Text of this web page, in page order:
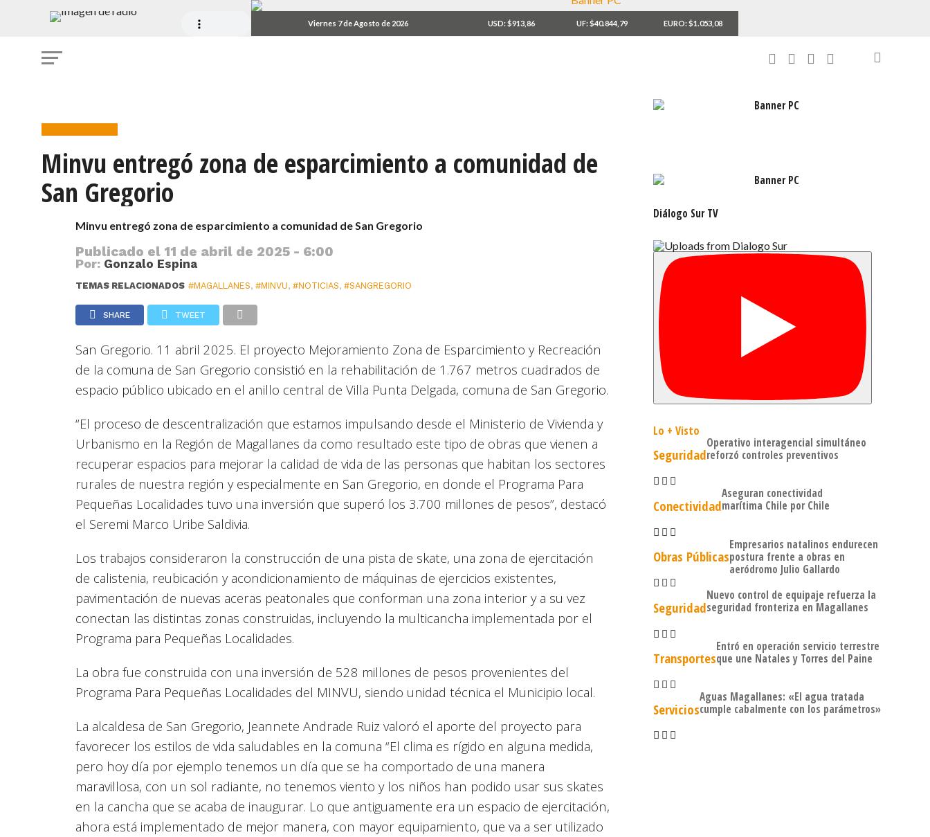
Viernes 7 de Agosto de 2026 USD: $913,86 UF: $40.844,79 EURO: $1.053,08
Obras Públicas
Minvu entregó zona de esparcimiento a comunidad de
San Gregorio
Minvu entregó zona de esparcimiento a comunidad de San Gregorio
Publicado el 11 de abril de 2025 - 6:00
Por: Gonzalo Espina
TEMAS RELACIONADOS #MAGALLANES,#MINVU,#NOTICIAS,#SANGREGORIO
SHARE TWEET
San Gregorio. 11 abril 2025. El proyecto Mejoramiento Zona de Esparcimiento y Recreación
de la comuna de San Gregorio consistió en la rehabilitación de 1.767 metros cuadrados de
espacio público ubicado en el anillo central de Villa Punta Delgada, comuna de San Gregorio.
“El proceso de descentralización que estamos impulsando desde el Ministerio de Vivienda y
Urbanismo en la Región de Magallanes da como resultado este tipo de obras que vienen a
recuperar espacios para mejorar la calidad de vida de las personas que habitan los sectores
rurales de nuestra región y especialmente en San Gregorio, en donde el Programa Para
Pequeñas Localidades tuvo una inversión que superó los 3.700 millones de pesos”, destacó
el Seremi Marco Uribe Saldivia.
Los trabajos consideraron la construcción de una pista de skate, una zona de ejercitación
de calistenia, reubicación y acondicionamiento de máquinas de ejercicios existentes,
pavimentación de nuevas aceras peatonales que conforman una zona interior y a su vez
conectan las distintas zonas construidas, incluyendo la multicancha implementada por el
Programa para Pequeñas Localidades.
La obra fue construida con una inversión de 528 millones de pesos provenientes del
Programa Para Pequeñas Localidades del MINVU, siendo unidad técnica el Municipio local.
La alcaldesa de San Gregorio, Jeannete Andrade Ruiz valoró el aporte del proyecto para
favorecer los estilos de vida saludables en la comuna “El clima es rígido en alguna medida,
pero hoy día por ejemplo tenemos un día que se ha comportado de una manera
maravillosa, con un sol radiante, no tenemos viento y los niños han podido usar sus skates
en la cancha que se acaba de inaugurar. Lo que antiguamente era un espacio de ejercitación,
ahora está implementado de mejor manera, con mayor equipamiento, que va a ser utilizado
Diálogo Sur TV
Lo + Visto
Seguridad
Operativo interagencial simultáneo
reforzó controles preventivos
Conectividad
Aseguran conectividad
marítima Chile por Chile
Obras Públicas
Empresarios natalinos endurecen
postura frente a obras en
aeródromo Julio Gallardo
Seguridad
Nuevo control de equipaje refuerza la
seguridad fronteriza en Magallanes
Transportes
Entró en operación servicio terrestre
que une Natales y Torres del Paine
Servicios
Aguas Magallanes: «El agua tratada
cumple cabalmente con los parámetros»